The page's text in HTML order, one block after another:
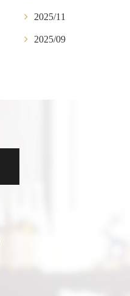
2025/11
2025/09